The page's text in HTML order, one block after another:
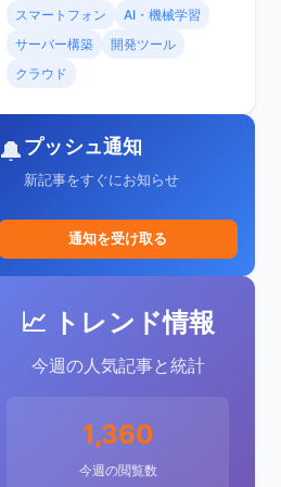
スマートフォン
AI・機械学習
サーバー構築
開発ツール
クラウド
🔔プッシュ通知
新記事をすぐにお知らせ
通知を受け取る
📈 トレンド情報
今週の人気記事と統計
1,360
今週の閲覧数